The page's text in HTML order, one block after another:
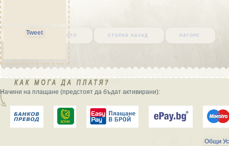
върни се в началото стъпка назад нагоре
Начини на плащане (предстоят да бъдат активирани):
Общи
Tweet